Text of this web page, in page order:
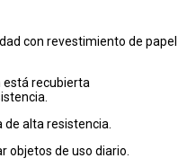
con revestimiento de papel
está recubierta
alta resistencia.
objetos de uso diario.